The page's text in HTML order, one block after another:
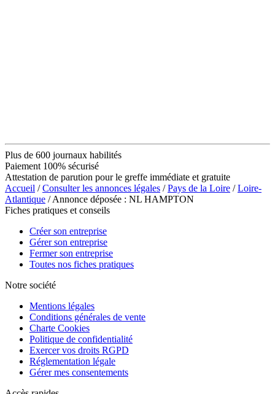
Plus de 600 journaux habilités
Paiement 100% sécurisé
Attestation de parution pour le greffe immédiate et gratuite
Accueil /Consulter les annonces légales /Pays de la Loire /Loire-
Atlantique / Annonce déposée : NL HAMPTON
Fiches pratiques et conseils
Créer son entreprise
Gérer son entreprise
Fermer son entreprise
Toutes nos fiches pratiques
Notre société
Mentions légales
Conditions générales de vente
Charte Cookies
Politique de confidentialité
Exercer vos droits RGPD
Réglementation légale
Gérer mes consentements